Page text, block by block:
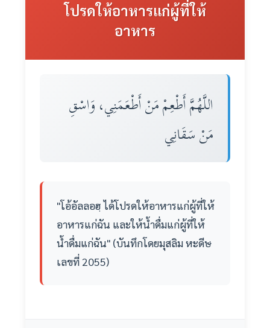
โปรดให้อาหารแก่ผู้ที่ให้
อาหาร
اللَّهُمَّ أَطْعِمْ مَنْ أَطْعَمَنِي، وَاسْقِ
مَنْ سَقَانِي
"โอ้อัลลอฮฺ ได้โปรดให้อาหารแก่ผู้ที่ให้
อาหารแก่ฉัน และให้น้ำดื่มแก่ผู้ที่ให้
น้ำดื่มแก่ฉัน" (บันทึกโดยมุสลิม หะดีษ
เลขที่ 2055)